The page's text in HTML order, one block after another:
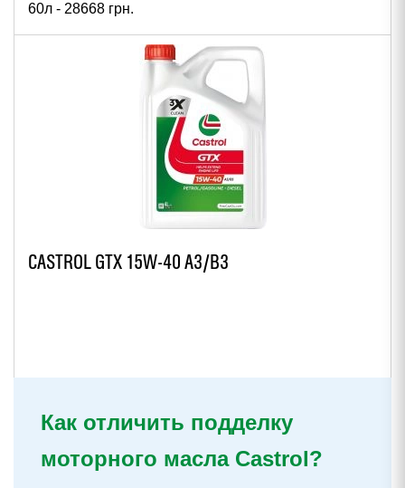
60л - 28668 грн.
CASTROL GTX 15W-40 A3/B3
Как отличить подделку
моторного масла Castrol?